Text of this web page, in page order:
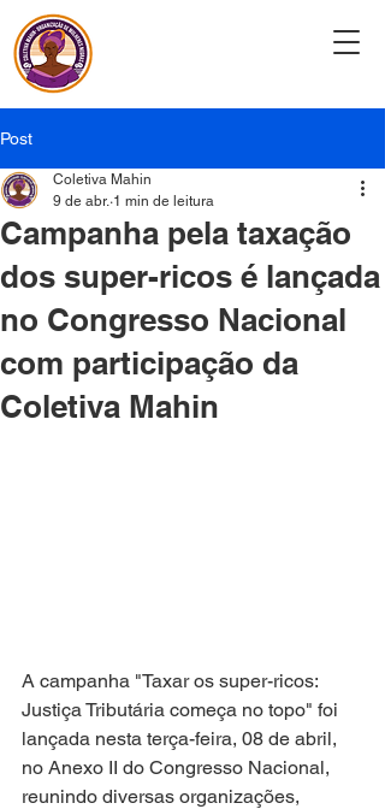
Post
Campanha pela taxação
dos super-ricos é lançada
no Congresso Nacional
com participação da
Coletiva Mahin
Coletiva Mahin
9 de abr. 1 min de leitura
A campanha "Taxar os super-ricos:
Justiça Tributária começa no topo" foi
lançada nesta terça-feira, 08 de abril,
no Anexo II do Congresso Nacional,
reunindo diversas organizações,